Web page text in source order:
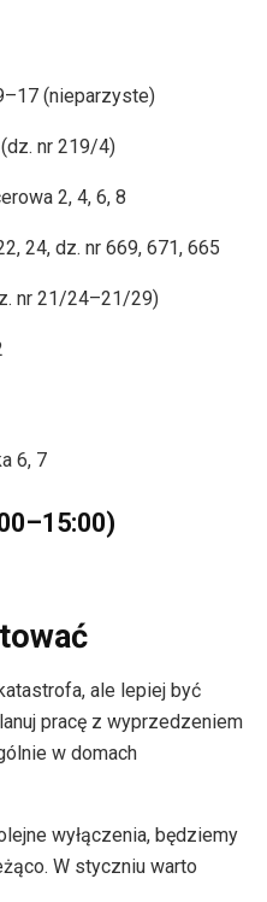
(nieparzyste)
nr 219/4)
2, 4, 6, 8
24, dz. nr 669, 671, 665
nr 21/24–21/29)
6, 7
ale lepiej być
pracę z wyprzedzeniem
w domach
wyłączenia, będziemy
W styczniu warto